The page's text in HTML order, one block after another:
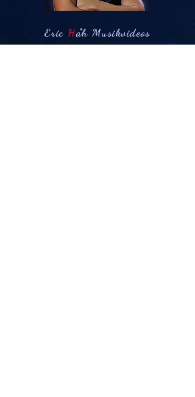
Eric Hah Musikvideos